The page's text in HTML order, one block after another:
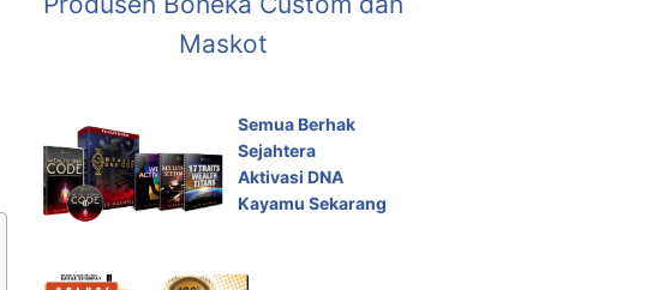
Maskot
Semua Berhak
Sejahtera
Aktivasi DNA
Kayamu Sekarang